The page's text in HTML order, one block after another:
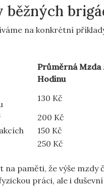
běžných
na konkrétní
Průměrná Mzda
Hodinu
130 Kč
200 Kč
150 Kč
250 Kč
na paměti, že výše mzdy
práci, ale i